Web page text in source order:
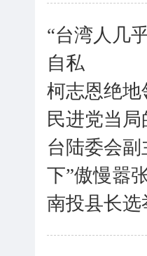
“台湾人几
自私
柯志恩绝
民进党当
台陆委会副
下”傲慢嚣
南投县长